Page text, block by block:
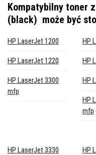
Kompatybilny toner
(black) może być
HP LaserJet 1200 HP
HP LaserJet 1220 HP
HP LaserJet 3300
mfp
HP
HP
mfp
HP LaserJet 3330
HP